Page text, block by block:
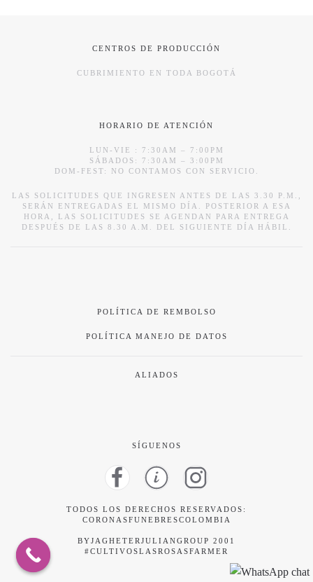
CENTROS DE PRODUCCIÓN
CUBRIMIENTO EN TODA BOGOTÁ
HORARIO DE ATENCIÓN
LUN-VIE : 7:30AM – 7:00PM
SÁBADOS: 7:30AM – 3:00PM
DOM-FEST: NO CONTAMOS CON SERVICIO.
LAS SOLICITUDES QUE INGRESEN ANTES DE LAS 3.30 P.M.,
SERÁN ENTREGADAS EL MISMO DÍA. POSTERIOR A ESA
HORA, LAS SOLICITUDES SE AGENDAN PARA ENTREGA
DESPUÉS DE LAS 8.30 A.M. DEL SIGUIENTE DÍA HÁBIL.
POLÍTICA DE REMBOLSO
POLÍTICA MANEJO DE DATOS
ALIADOS
SÍGUENOS
TODOS LOS DERECHOS RESERVADOS:
CORONASFUNEBRESCOLOMBIA
BYJAGHETERJULIANGROUP 2001
#CULTIVOSLASROSASFARMER